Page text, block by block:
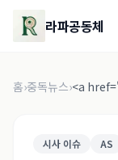
라파공동체
홈›중독뉴스›<a
시사 이슈 AS